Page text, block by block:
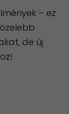
– ez
de új